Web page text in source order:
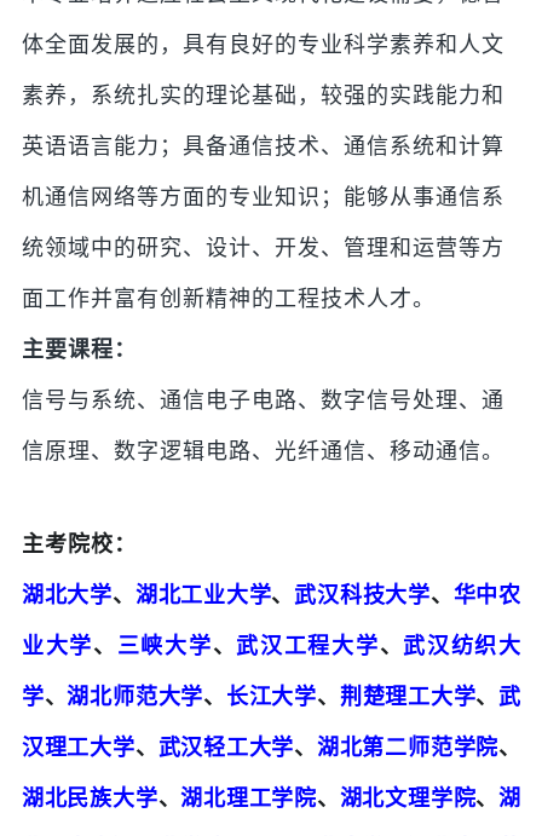
体全面发展的，具有良好的专业科学素养和人文
素养，系统扎实的理论基础，较强的实践能力和
英语语言能力；具备通信技术、通信系统和计算
机通信网络等方面的专业知识；能够从事通信系
统领域中的研究、设计、开发、管理和运营等方
面工作并富有创新精神的工程技术人才。
主要课程：
信号与系统、通信电子电路、数字信号处理、通
信原理、数字逻辑电路、光纤通信、移动通信。
主考院校：
湖北大学、 湖北工业大学、武汉科技大学、 华中农
业大学、 三峡大学、武汉工程大学、武汉纺织大
学、湖北师范大学、 长江大学、 荆楚理工大学、武
汉理工大学、 武汉轻工大学、 湖北第二师范学院、
湖北民族大学、湖北理工学院、 湖北文理学院、湖